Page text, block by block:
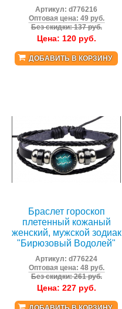
Артикул:d776216
Оптовая цена: 49 руб.
Без скидки: 137 руб.
Цена: 120руб.
ДОБАВИТЬ В КОРЗИНУ
Браслет гороскоп
плетенный кожаный
женский, мужской зодиак
"Бирюзовый Водолей"
Артикул:d776224
Оптовая цена: 48 руб.
Без скидки: 261 руб.
Цена: 227руб.